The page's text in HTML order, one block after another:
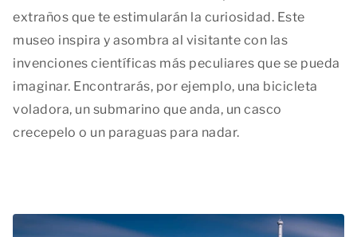
extraños que te estimularán la curiosidad. Este
museo inspira y asombra al visitante con las
invenciones científicas más peculiares que se pueda
imaginar. Encontrarás, por ejemplo, una bicicleta
voladora, un submarino que anda, un casco
crecepelo o un paraguas para nadar.